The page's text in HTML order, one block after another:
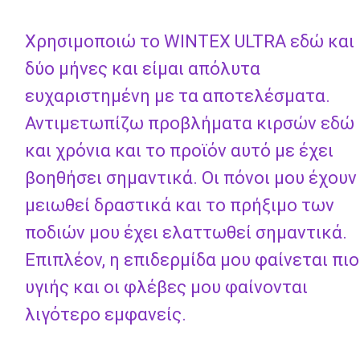
Χρησιμοποιώ το WINTEX ULTRA εδώ και
δύο μήνες και είμαι απόλυτα
ευχαριστημένη με τα αποτελέσματα.
Αντιμετωπίζω προβλήματα κιρσών εδώ
και χρόνια και το προϊόν αυτό με έχει
βοηθήσει σημαντικά. Οι πόνοι μου έχουν
μειωθεί δραστικά και το πρήξιμο των
ποδιών μου έχει ελαττωθεί σημαντικά.
Επιπλέον, η επιδερμίδα μου φαίνεται πιο
υγιής και οι φλέβες μου φαίνονται
λιγότερο εμφανείς.